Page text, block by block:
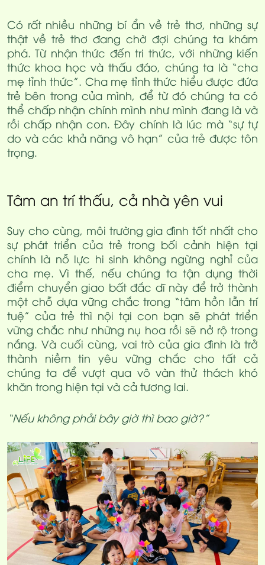
Có rất nhiều những bí ẩn về trẻ thơ, những sự
thật về trẻ thơ đang chờ đợi chúng ta khám
phá. Từ nhận thức đến tri thức, với những kiến
thức khoa học và thấu đáo, chúng ta là “cha
mẹ tỉnh thức”. Cha mẹ tỉnh thức hiểu được đứa
trẻ bên trong của mình, để từ đó chúng ta có
thể chấp nhận chính mình như mình đang là và
rồi chấp nhận con. Đây chính là lúc mà “sự tự
do và các khả năng vô hạn” của trẻ được tôn
trọng.
Tâm an trí thấu, cả nhà yên vui
Suy cho cùng, môi trường gia đình tốt nhất cho
sự phát triển của trẻ trong bối cảnh hiện tại
chính là nỗ lực hi sinh không ngừng nghỉ của
cha mẹ. Vì thế, nếu chúng ta tận dụng thời
điểm chuyển giao bất đắc dĩ này để trở thành
một chỗ dựa vững chắc trong “tâm hồn lẫn trí
tuệ” của trẻ thì nội tại con bạn sẽ phát triển
vững chắc như những nụ hoa rồi sẽ nở rộ trong
nắng. Và cuối cùng, vai trò của gia đình là trở
thành niềm tin yêu vững chắc cho tất cả
chúng ta để vượt qua vô vàn thử thách khó
khăn trong hiện tại và cả tương lai.
“Nếu không phải bây giờ thì bao giờ?”